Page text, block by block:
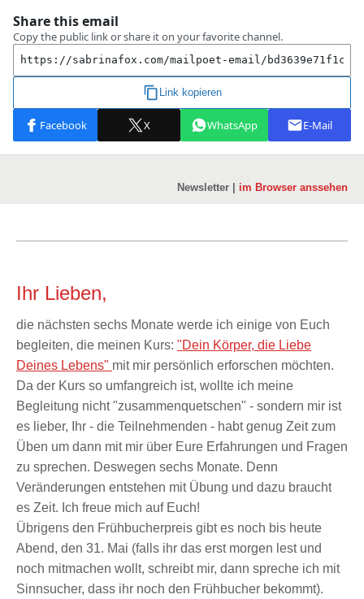
Newsletter | im Browser anssehen
Ihr Lieben,
die nächsten sechs Monate werde ich einige von Euch
begleiten, die meinen Kurs: "Dein Körper, die Liebe
Deines Lebens" mit mir persönlich erforschen möchten.
Da der Kurs so umfangreich ist, wollte ich meine
Begleitung nicht "zusammenquetschen" - sondern mir ist
es lieber, Ihr - die Teilnehmenden - habt genug Zeit zum
Üben um dann mit mir über Eure Erfahrungen und Fragen
zu sprechen. Deswegen sechs Monate. Denn
Veränderungen entstehen mit Übung und dazu braucht
es Zeit. Ich freue mich auf Euch!
Übrigens den Frühbucherpreis gibt es noch bis heute
Abend, den 31. Mai (falls ihr das erst morgen lest und
noch mitmachen wollt, schreibt mir, dann spreche ich mit
Sinnsucher, dass ihr noch den Frühbucher bekommt).